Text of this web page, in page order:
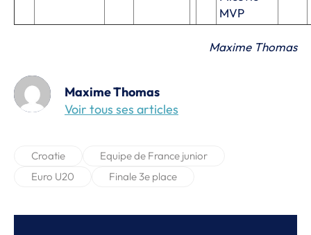
MVP
Maxime Thomas
Maxime Thomas
Voir tous ses articles
Croatie
Equipe de France junior
Euro U20
Finale 3e place